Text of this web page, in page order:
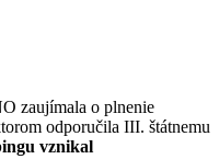
zaujímala o plnenie
odporučila III. štátnemu
vznikal